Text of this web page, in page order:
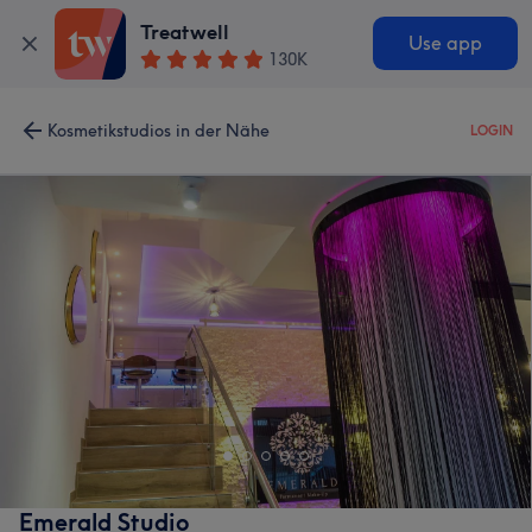
Treatwell
130K
Use app
Kosmetikstudios in der Nähe LOGIN
Emerald Studio